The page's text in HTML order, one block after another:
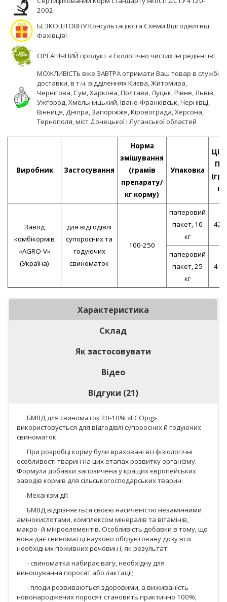
2002.
БЕЗКОШТОВНУ Консультацію та Схеми Відгодівлі від
Фахівців!
ОРГАНІЧНИЙ продукт з Екологічно чистих Інгредієнтів!
МОЖЛИВІСТЬ вже ЗАВТРА отримати Ваш товар в службі
доставки, в т.ч. відділеннях Києва, Житомира,
Чернігова, Сум, Харкова, Полтави, Луцьк, Рівне, Львів,
Ужгород, Хмельницький, Івано-Франківськ, Чернівці,
Вінниця, Дніпра, Запоріжжя, Кіровограда, Херсона,
Тернополя, міст Донецької і Луганської областей
Виробник Застосування
Норма
змішування
(грамів
препарату/
кг корму)
Упаковка
кг)
Завод
комбікормів
«AGRO-V»
(Україна)
для відгодівлі
супоросних та
годуючих
свиноматок
100-250
паперовий
пакет, 10
кг
паперовий
пакет, 25
кг
Характеристика
Склад
Як застосовувати
Відео
Відгуки (21)
БМВД для свиноматок 20-10% «ECOpig»
використовується для відгодівлі супоросних й годуючих
свиноматок.
При розробці корму були враховані всі фізіологічні
особливості тварин на цих етапах розвитку організму.
Формула добавки запозичена у кращих європейських
заводів кормів для сільськогосподарських тварин.
Механізм дії:
БМВД відрізняється своєю насиченістю незамінними
амінокислотами, комплексом мінералів та вітамінів,
макро- й мікроелементів. Особливість добавки в тому, що
вона дає свиноматці науково обґрунтовану дозу всіх
необхідних поживних речовин і, як результат:
- свиноматка набирає вагу, необхідну для
виношування поросят або лактації;
- плоди розвиваються здоровими, а виживаність
новонароджених поросят становить практично 100%;